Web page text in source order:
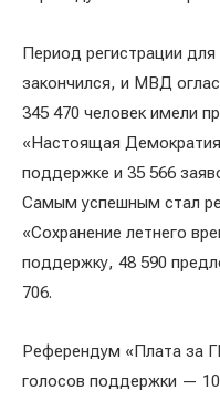
Период регистрации
закончился, и МВД
345 470 человек имели
«Настоящая
поддержке и 35 566
Самым успешным стал
«Сохранение летнего
поддержку, 48 590
706.
Референдум «Плата за
голосов поддержки —